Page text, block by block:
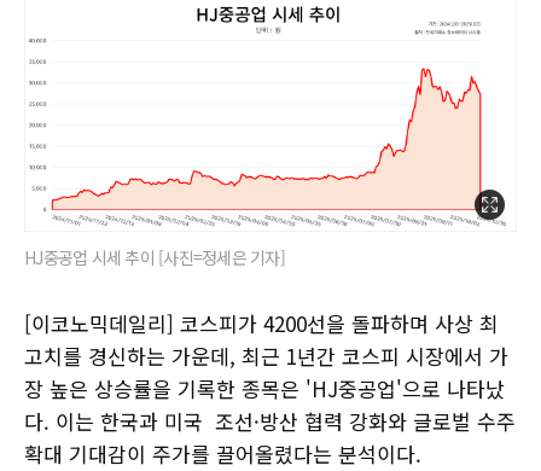
HJ중공업 시세 추이 [사진=정세은 기자]
[이코노믹데일리] 코스피가 4200선을 돌파하며 사상 최
고치를 경신하는 가운데, 최근 1년간 코스피 시장에서 가
장 높은 상승률을 기록한 종목은 'HJ중공업'으로 나타났
다. 이는 한국과 미국 조선·방산 협력 강화와 글로벌 수주
확대 기대감이 주가를 끌어올렸다는 분석이다.